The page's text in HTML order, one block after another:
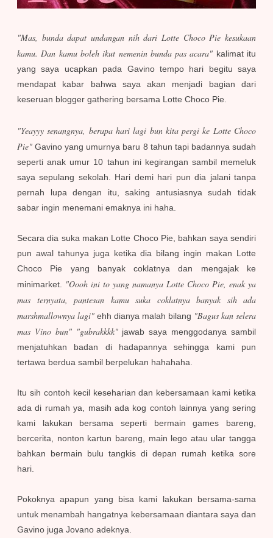
"Mas, bunda dapat undangan nih dari Lotte Choco Pie kesukaan
kamu. Dan kamu boleh ikut nemenin bunda pas acara" kalimat itu
yang saya ucapkan pada Gavino tempo hari begitu saya
mendapat kabar bahwa saya akan menjadi bagian dari
keseruan blogger gathering bersama Lotte Choco Pie.
"Yeayyy senangnya, berapa hari lagi bun kita pergi ke Lotte Choco
Pie"Gavino yang umurnya baru 8 tahun tapi badannya sudah
seperti anak umur 10 tahun ini kegirangan sambil memeluk
saya sepulang sekolah. Hari demi hari pun dia jalani tanpa
pernah lupa dengan itu, saking antusiasnya sudah tidak
sabar ingin menemani emaknya ini haha.
Secara dia suka makan Lotte Choco Pie, bahkan saya sendiri
pun awal tahunya juga ketika dia bilang ingin makan Lotte
Choco Pie yang banyak coklatnya dan mengajak ke
minimarket. "Oooh ini to yang namanya Lotte Choco Pie, enak ya
mas ternyata, pantesan kamu suka coklatnya banyak sih ada
marshmallownya lagi" ehh dianya malah bilang "Bagus kan selera
mas Vino bun" "gubrakkkk"jawab saya menggodanya sambil
menjatuhkan badan di hadapannya sehingga kami pun
tertawa berdua sambil berpelukan hahahaha.
Itu sih contoh kecil keseharian dan kebersamaan kami ketika
ada di rumah ya, masih ada kog contoh lainnya yang sering
kami lakukan bersama seperti bermain games bareng,
bercerita, nonton kartun bareng, main lego atau ular tangga
bahkan bermain bulu tangkis di depan rumah ketika sore
hari.
Pokoknya apapun yang bisa kami lakukan bersama-sama
untuk menambah hangatnya kebersamaan diantara saya dan
Gavino juga Jovano adeknya.